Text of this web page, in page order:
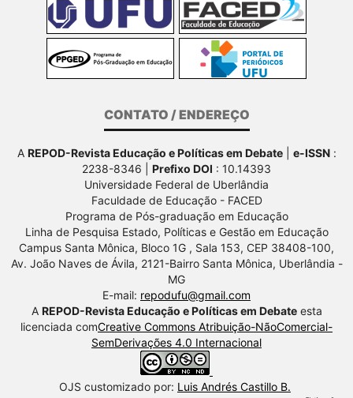
CONTATO / ENDEREÇO
A REPOD-Revista Educação e Políticas em Debate| e-ISSN:
2238-8346 | Prefixo DOI : 10.14393
Universidade Federal de Uberlândia
Faculdade de Educação - FACED
Programa de Pós-graduação em Educação
Linha de Pesquisa Estado, Políticas e Gestão em Educação
Campus Santa Mônica, Bloco 1G , Sala 153, CEP 38408-100,
Av. João Naves de Ávila, 2121-Bairro Santa Mônica, Uberlândia -
MG
E-mail: repodufu@gmail.com
A REPOD-Revista Educação e Políticas em Debateesta
licenciada comCreative Commons Atribuição-NãoComercial-
SemDerivações 4.0 Internacional
OJS customizado por: Luis Andrés Castillo B.